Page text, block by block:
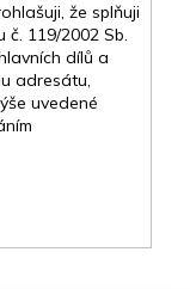
že splňuji
119/2002 Sb.
dílů a
adresátu,
uvedené